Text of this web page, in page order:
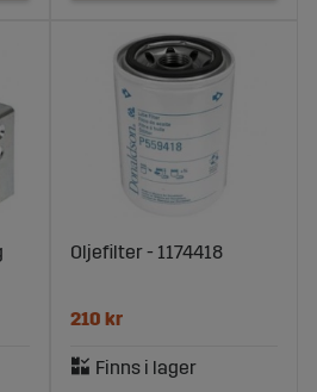
Oljefilter - 1174418
210 kr